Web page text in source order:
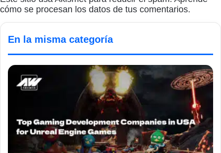
cómo se procesan los datos de tus comentarios.
En la misma categoría